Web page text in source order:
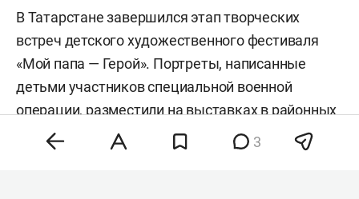
В Татарстане завершился этап творческих
встреч детского художественного фестиваля
«Мой папа — Герой». Портреты, написанные
детьми участников специальной военной
операции, разместили на выставках в районных
домах культуры. Экспозиции уже открылись в
муниципалитетах республики и будут работать
3